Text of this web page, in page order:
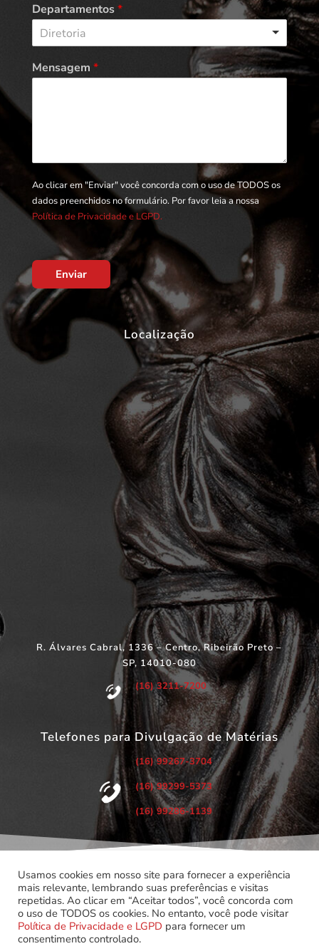
Departamentos*
Diretoria
Mensagem *
Ao clicar em "Enviar" você concorda com o uso de TODOS os
dados preenchidos no formulário. Por favor leia a nossa
Política de Privacidade e LGPD.
Enviar
Localização
R. Álvares Cabral, 1336 – Centro, Ribeirão Preto –
SP, 14010-080
(16) 3211-7200
Telefones para Divulgação de Matérias
(16) 99267-3704
(16) 99299-5373
(16) 99286-1139
©Copyright 2022 – Todos os Direitos Reservados.
Associação dos Servidores do Poder Judiciário do Estado de
São Paulo.
Usamos cookies em nosso site para fornecer a experiência
mais relevante, lembrando suas preferências e visitas
repetidas. Ao clicar em “Aceitar todos”, você concorda com
o uso de TODOS os cookies. No entanto, você pode visitar
Política de Privacidade e LGPD para fornecer um
consentimento controlado.